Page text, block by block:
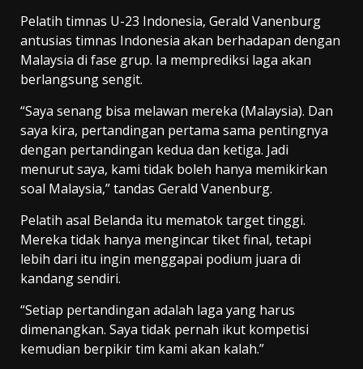
Pelatih timnas U-23 Indonesia, Gerald Vanenburg
antusias timnas Indonesia akan berhadapan dengan
Malaysia di fase grup. Ia memprediksi laga akan
berlangsung sengit.
“Saya senang bisa melawan mereka (Malaysia). Dan
saya kira, pertandingan pertama sama pentingnya
dengan pertandingan kedua dan ketiga. Jadi
menurut saya, kami tidak boleh hanya memikirkan
soal Malaysia,” tandas Gerald Vanenburg.
Pelatih asal Belanda itu mematok target tinggi.
Mereka tidak hanya mengincar tiket final, tetapi
lebih dari itu ingin menggapai podium juara di
kandang sendiri.
“Setiap pertandingan adalah laga yang harus
dimenangkan. Saya tidak pernah ikut kompetisi
kemudian berpikir tim kami akan kalah.”